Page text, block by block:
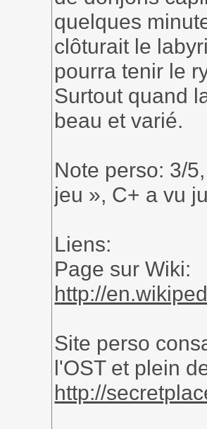
quelques
clôturait le
pourra tenir le
Surtout quand
beau et varié.
Note perso: 3/
jeu », C+ a vu
Liens:
Page sur Wiki:
http://
Site perso
l'OST et plein
http://